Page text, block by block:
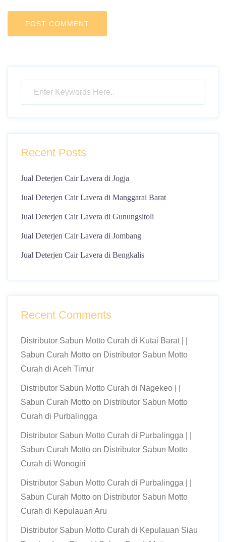
Recent Posts
Jual Deterjen Cair Lavera di Jogja
Jual Deterjen Cair Lavera di Manggarai Barat
Jual Deterjen Cair Lavera di Gunungsitoli
Jual Deterjen Cair Lavera di Jombang
Jual Deterjen Cair Lavera di Bengkalis
Recent Comments
Distributor Sabun Motto Curah di Kutai Barat | |
Sabun Curah Motto on Distributor Sabun Motto
Curah di Aceh Timur
Distributor Sabun Motto Curah di Nagekeo | |
Sabun Curah Motto on Distributor Sabun Motto
Curah di Purbalingga
Distributor Sabun Motto Curah di Purbalingga | |
Sabun Curah Motto on Distributor Sabun Motto
Curah di Wonogiri
Distributor Sabun Motto Curah di Purbalingga | |
Sabun Curah Motto on Distributor Sabun Motto
Curah di Kepulauan Aru
Distributor Sabun Motto Curah di Kepulauan Siau